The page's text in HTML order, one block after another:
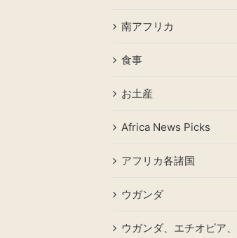
南アフリカ
食事
お土産
Africa News Picks
アフリカ各諸国
ウガンダ
ウガンダ、エチオピア